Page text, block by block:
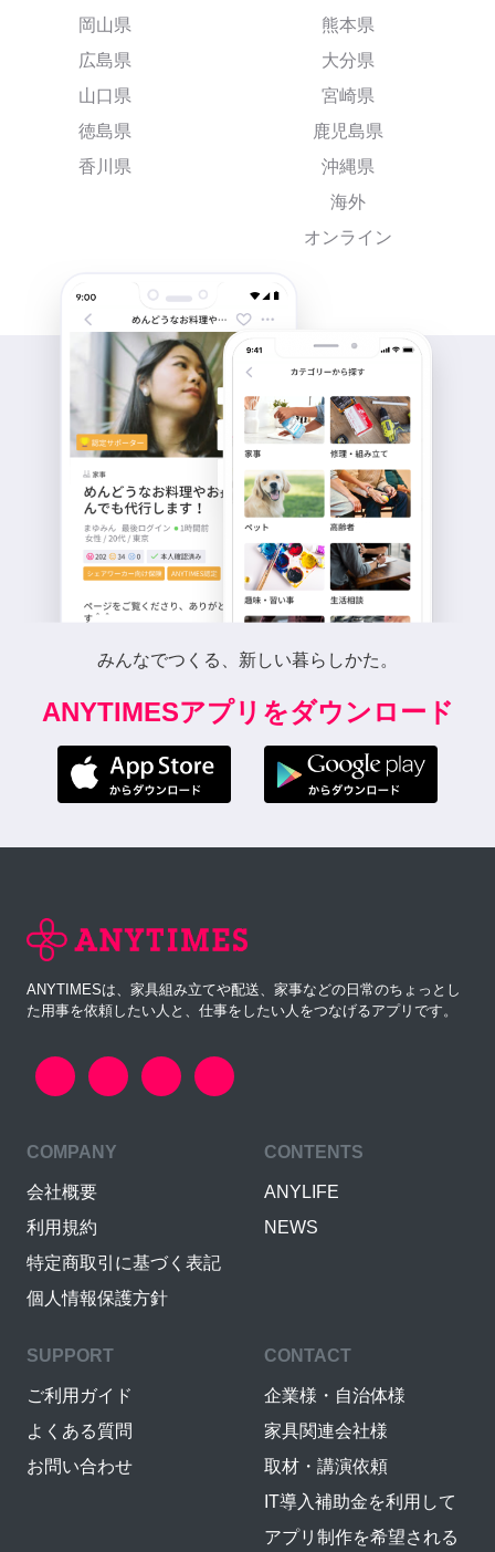
岡山県
広島県
山口県
徳島県
香川県
熊本県
大分県
宮崎県
鹿児島県
沖縄県
海外
オンライン
みんなでつくる、新しい暮らしかた。
ANYTIMESアプリをダウンロード
ANYTIMESは、家具組み立てや配送、家事などの日常のちょっとし
た用事を依頼したい人と、仕事をしたい人をつなげるアプリです。
COMPANY
会社概要
利用規約
特定商取引に基づく表記
個人情報保護方針
CONTENTS
ANYLIFE
NEWS
SUPPORT
ご利用ガイド
よくある質問
お問い合わせ
CONTACT
企業様・自治体様
家具関連会社様
取材・講演依頼
IT導入補助金を利用して
アプリ制作を希望される